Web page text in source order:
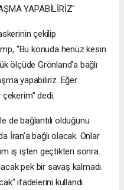
YAPABİLİRİZ"
çekilip
"Bu konuda henüz kesin
ölçüde Grönland'a bağlı
yapabiliriz. Eğer
dedi.
de bağlantılı olduğunu
İran'a bağlı olacak. Onlar
iş işten geçtikten sonra...
pek bir savaş kalmadı.
ifadelerini kullandı.